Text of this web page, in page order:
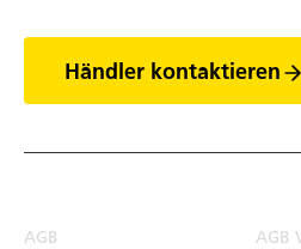
Händler kontaktieren
AGB
AGB